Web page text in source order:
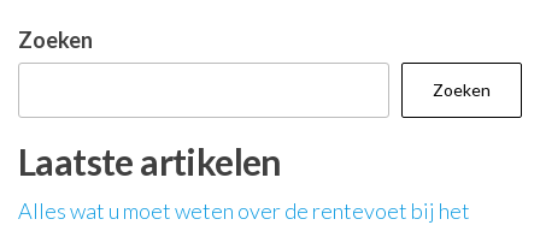
Zoeken
Zoeken
Laatste artikelen
Alles wat u moet weten over de rentevoet bij het